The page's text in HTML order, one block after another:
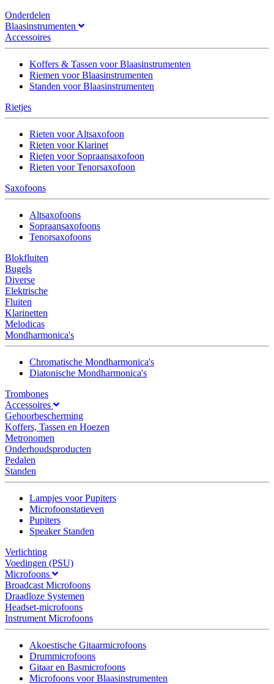
Onderdelen
Blaasinstrumenten
Accessoires
Koffers & Tassen voor Blaasinstrumenten
Riemen voor Blaasinstrumenten
Standen voor Blaasinstrumenten
Rietjes
Rieten voor Altsaxofoon
Rieten voor Klarinet
Rieten voor Sopraansaxofoon
Rieten voor Tenorsaxofoon
Saxofoons
Altsaxofoons
Sopraansaxofoons
Tenorsaxofoons
Blokfluiten
Bugels
Diverse
Elektrische
Fluiten
Klarinetten
Melodicas
Mondharmonica's
Chromatische Mondharmonica's
Diatonische Mondharmonica's
Trombones
Accessoires
Gehoorbescherming
Koffers, Tassen en Hoezen
Metronomen
Onderhoudsproducten
Pedalen
Standen
Lampjes voor Pupiters
Microfoonstatieven
Pupiters
Speaker Standen
Verlichting
Voedingen (PSU)
Microfoons
Broadcast Microfoons
Draadloze Systemen
Headset-microfoons
Instrument Microfoons
Akoestische Gitaarmicrofoons
Drummicrofoons
Gitaar en Basmicrofoons
Microfoons voor Blaasinstrumenten